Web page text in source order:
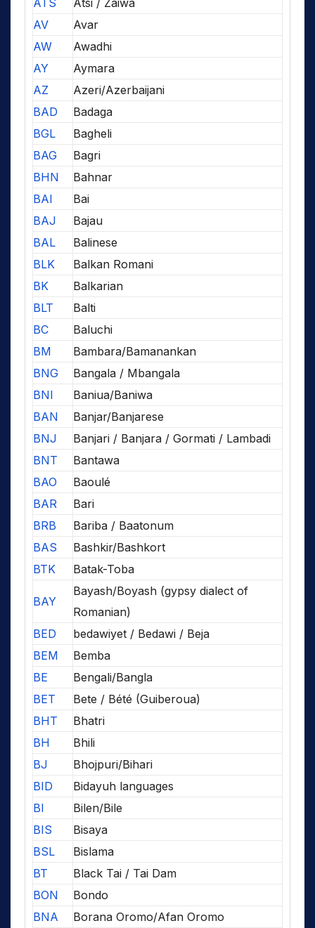
ATS
Atsi / Zaiwa
AV
Avar
AW
Awadhi
AY
Aymara
AZ
Azeri/Azerbaijani
BAD
Badaga
BGL
Bagheli
BAG
Bagri
BHN
Bahnar
BAI
Bai
BAJ
Bajau
BAL
Balinese
BLK
Balkan Romani
BK
Balkarian
BLT
Balti
BC
Baluchi
BM
Bambara/Bamanankan
BNG
Bangala / Mbangala
BNI
Baniua/Baniwa
BAN
Banjar/Banjarese
BNJ
Banjari / Banjara / Gormati / Lambadi
BNT
Bantawa
BAO
Baoulé
BAR
Bari
BRB
Bariba / Baatonum
BAS
Bashkir/Bashkort
BTK
Batak-Toba
BAY
Bayash/Boyash (gypsy dialect of
Romanian)
BED
bedawiyet / Bedawi / Beja
BEM
Bemba
BE
Bengali/Bangla
BET
Bete / Bété (Guiberoua)
BHT
Bhatri
BH
Bhili
BJ
Bhojpuri/Bihari
BID
Bidayuh languages
BI
Bilen/Bile
BIS
Bisaya
BSL
Bislama
BT
Black Tai / Tai Dam
BON
Bondo
BNA
Borana Oromo/Afan Oromo